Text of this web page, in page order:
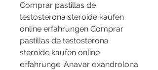
Comprar pastillas de
testosterona steroide kaufen
online erfahrungen Comprar
pastillas de testosterona
steroide kaufen online
erfahrunge. Anavar oxandrolona